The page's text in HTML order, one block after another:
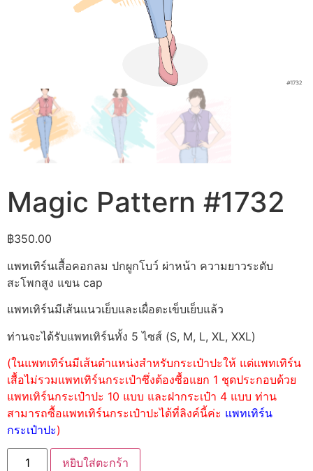
Magic Pattern #1732
฿350.00
แพทเทิร์นเสื้อคอกลม ปกผูกโบว์ ผ่าหน้า ความยาวระดับ
สะโพกสูง แขน cap
แพทเทิร์นมีเส้นแนวเย็บและเผื่อตะเข็บเย็บแล้ว
ท่านจะได้รับแพทเทิร์นทั้ง 5 ไซส์ (S, M, L, XL, XXL)
(ในแพทเทิร์นมีเส้นตำแหน่งสำหรับกระเป๋าปะให้ แต่แพทเทิร์น
เสื้อไม่รวมแพทเทิร์นกระเป๋าซึ่งต้องซื้อแยก 1 ชุดประกอบด้วย
แพทเทิร์นกระเป๋าปะ 10 แบบ และฝากระเป๋า 4 แบบ ท่าน
สามารถซื้อแพทเทิร์นกระเป๋าปะได้ที่ลิงค์นี้ค่ะ แพทเทิร์น
กระเป๋าปะ)
หยิบใส่ตะกร้า